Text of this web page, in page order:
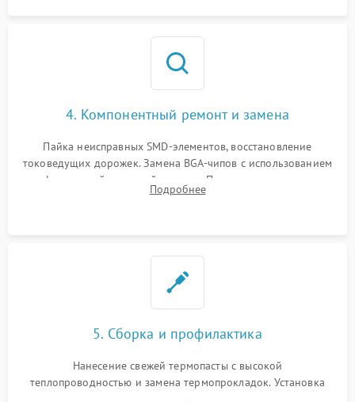
4. Компонентный ремонт и замена
Пайка неисправных SMD-элементов, восстановление
токоведущих дорожек. Замена BGA-чипов с использованием
инфракрасной паяльной станции. Прошивка микросхемы
BIOS или замена поврежденных портов USB
Подробнее
5. Сборка и профилактика
Нанесение свежей термопасты с высокой
теплопроводностью и замена термопрокладок. Установка